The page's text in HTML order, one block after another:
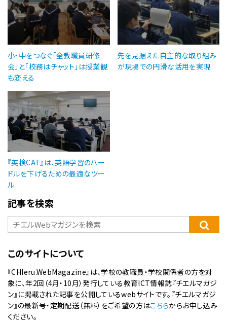
小・中をつなぐ「全教職員研修
会」と「校務はチャット」は授業観
も変える
先を見据えた自主的な取り組み
が現場での円滑な活用を実現
『英検CAT』は、英語学習のハー
ドルを下げるための最適なツー
ル
記事を検索
このサイトについて
『CHIeru.WebMagazine』は、学校の教職員・学校関係者の方を対
象に、年2回（4月・10月）発行している教育ICT情報誌『チエルマガジ
ン』に掲載された記事を公開しているwebサイトです。『チエルマガジ
ン』の最新号・定期配送（無料）をご希望の方はこちらからお申し込み
ください。